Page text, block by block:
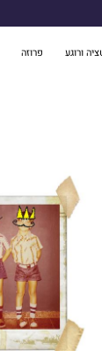
ורוגע פרוזה